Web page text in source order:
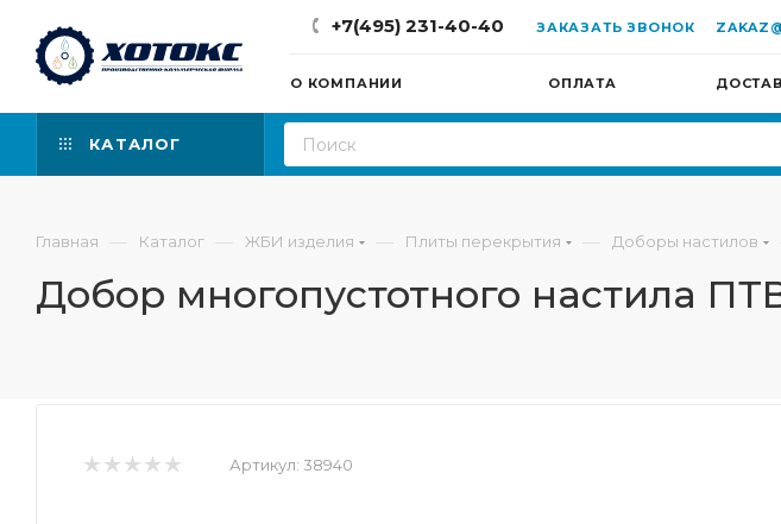
+7(495) 231-40-40 ЗАКАЗАТЬ ЗВОНОК
О КОМПАНИИ ОПЛАТА
КАТАЛОГ
Главная — Каталог — ЖБИ изделия — Плиты перекрытия — Доборы настилов
Добор многопустотного настила
Артикул: 38940